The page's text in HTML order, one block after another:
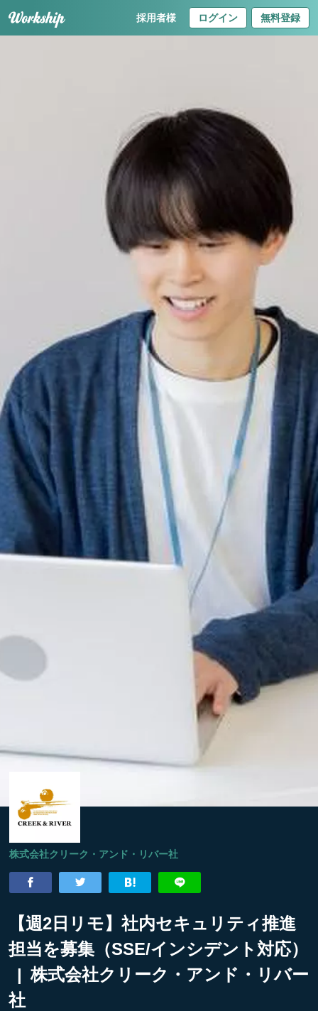
採用者様 ログイン 無料登録
株式会社クリーク・アンド・リバー社
【週2日リモ】社内セキュリティ推進
担当を募集（SSE/インシデント対応）
| 株式会社クリーク・アンド・リバー
社